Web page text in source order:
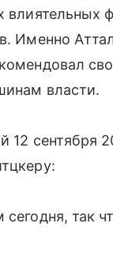
Именно
власти.
12 сентября
так